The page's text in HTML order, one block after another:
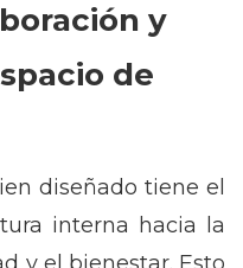
y
de
diseñado tiene el
interna hacia la